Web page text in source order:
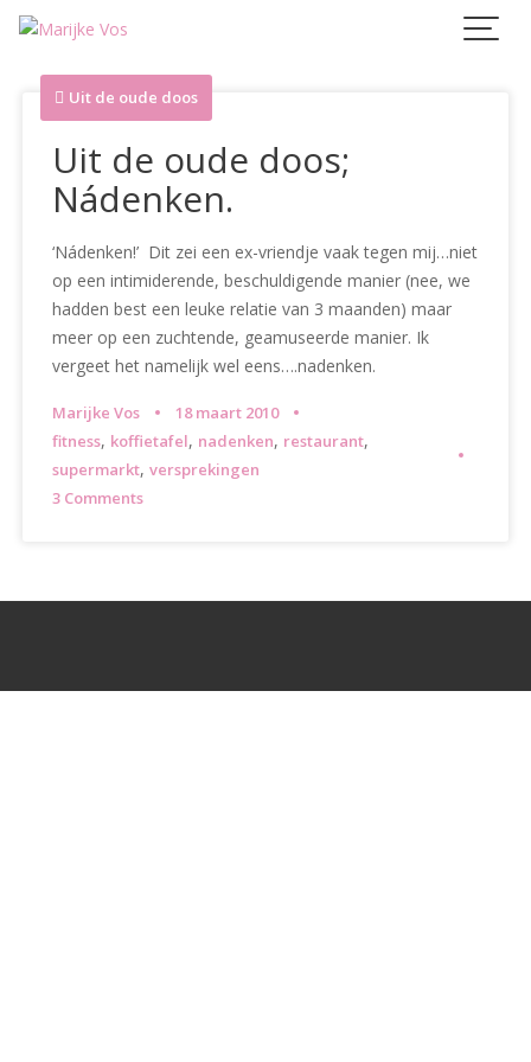
Skip
content
Uit de oude doos
Uit de oude doos;
Nádenken.
‘Nádenken!’ Dit zei een ex-vriendje vaak tegen mij…niet
op een intimiderende, beschuldigende manier (nee, we
hadden best een leuke relatie van 3 maanden) maar
meer op een zuchtende, geamuseerde manier. Ik
vergeet het namelijk wel eens….nadenken.
Marijke Vos
18 maart 2010
fitness, koffietafel, nadenken, restaurant,
supermarkt,versprekingen
3 Comments